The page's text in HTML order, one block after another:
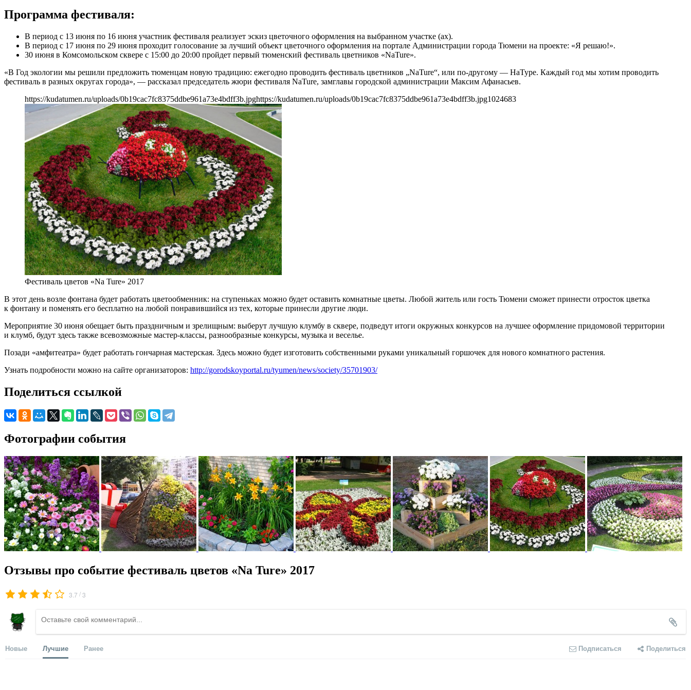
Программа фестиваля:
В период с 13 июня по 16 июня участник фестиваля реализует эскиз цветочного оформления на выбранном участке (ах).
В период с 17 июня по 29 июня проходит голосование за лучший объект цветочного оформления на портале Администрации города Тюмени на проекте: «Я решаю!».
30 июня в Комсомольском сквере с 15:00 до 20:00 пройдет первый тюменский фестиваль цветников «NaTure».
«В Год экологии мы решили предложить тюменцам новую традицию: ежегодно проводить фестиваль цветников „NaTure“, или по-другому — НаТуре. Каждый год мы хотим проводить
фестиваль в разных округах города», — рассказал председатель жюри фестиваля NaTure, замглавы городской администрации Максим Афанасьев.
https://kudatumen.ru/uploads/0b19cac7fc8375ddbe961a73e4bdff3b.jpghttps://kudatumen.ru/uploads/0b19cac7fc8375ddbe961a73e4bdff3b.jpg1024683
Фестиваль цветов «Na Ture» 2017
В этот день возле фонтана будет работать цветообменник: на ступеньках можно будет оставить комнатные цветы. Любой житель или гость Тюмени сможет принести отросток цветка
к фонтану и поменять его бесплатно на любой понравившийся из тех, которые принесли другие люди.
Мероприятие 30 июня обещает быть праздничным и зрелищным: выберут лучшую клумбу в сквере, подведут итоги окружных конкурсов на лучшее оформление придомовой территории
и клумб, будут здесь также всевозможные мастер-классы, разнообразные конкурсы, музыка и веселье.
Позади «амфитеатра» будет работать гончарная мастерская. Здесь можно будет изготовить собственными руками уникальный горшочек для нового комнатного растения.
Узнать подробности можно на сайте организаторов: http://gorodskoyportal.ru/tyumen/news/society/35701903/
Поделиться ссылкой
Фотографии события
Отзывы про событие фестиваль цветов «Na Ture» 2017
3.7 /3
Новые Лучшие Ранее Подписаться Поделиться